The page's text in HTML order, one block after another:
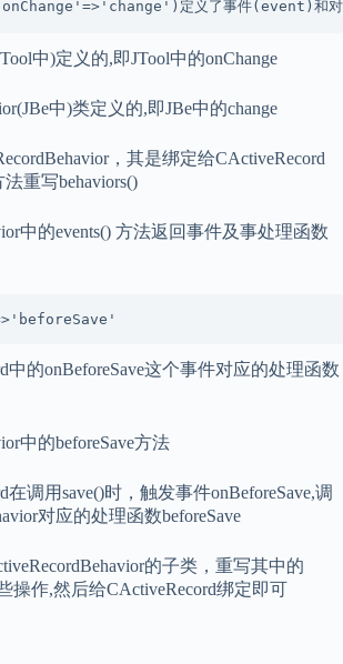
定义了事件(event)和
中)定义的,即JTool中的onChange
中)类定义的,即JBe中的change
，其是绑定给CActiveRecord
重写behaviors()
中的events() 方法返回事件及事处理函数
中的onBeforeSave这个事件对应的处理函数
中的beforeSave方法
在调用save()时，触发事件onBeforeSave,调
对应的处理函数beforeSave
的子类，重写其中的
操作,然后给CActiveRecord绑定即可